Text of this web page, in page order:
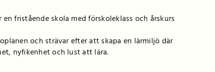
en fristående skola med förskoleklass och årskurs
och strävar efter att skapa en lärmiljö där
nyfikenhet och lust att lära.